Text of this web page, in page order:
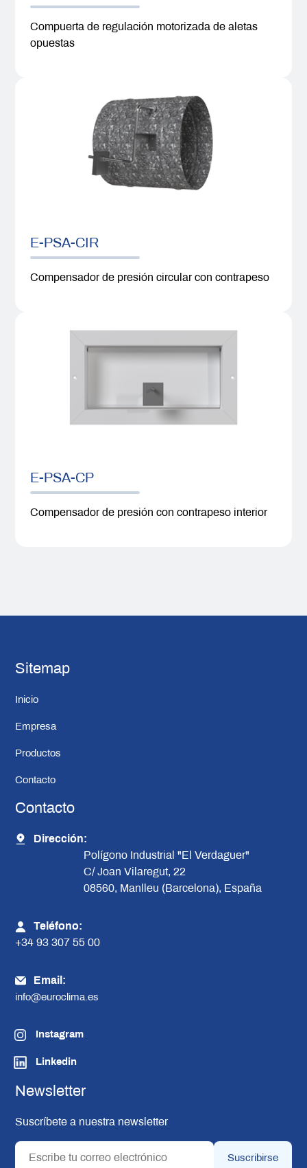
Compuerta de regulación motorizada de aletas
opuestas
E-PSA-CIR
Compensador de presión circular con contrapeso
E-PSA-CP
Compensador de presión con contrapeso interior
Sitemap
Inicio
Empresa
Productos
Contacto
Contacto
Dirección:
Polígono Industrial "El Verdaguer"
C/ Joan Vilaregut, 22
08560, Manlleu (Barcelona), España
Teléfono:
+34 93 307 55 00
Email:
info@euroclima.es
Instagram
Linkedin
Newsletter
Suscríbete a nuestra newsletter